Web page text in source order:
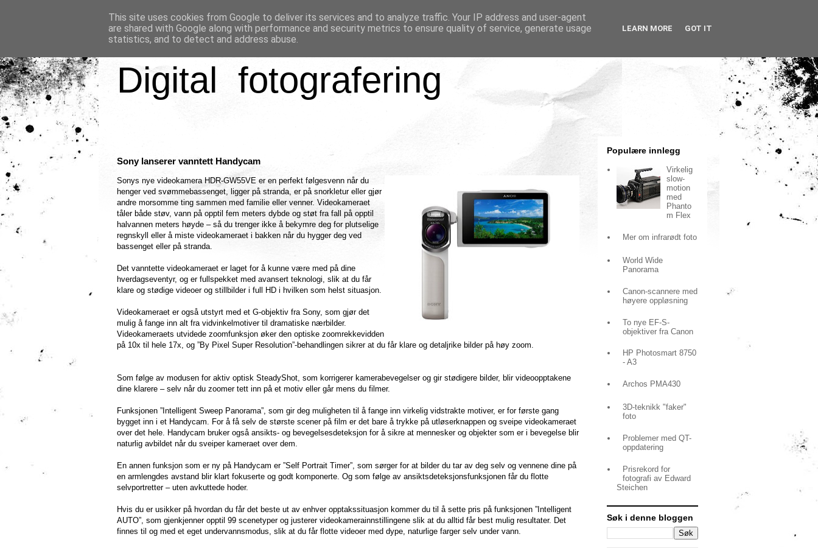
Digital fotografering
Sony lanserer vanntett Handycam
Sonys nye videokamera HDR-GW55VE er en perfekt følgesvenn når du
henger ved svømmebassenget, ligger på stranda, er på snorkletur eller gjør
andre morsomme ting sammen med familie eller venner. Videokameraet
tåler både støv, vann på opptil fem meters dybde og støt fra fall på opptil
halvannen meters høyde – så du trenger ikke å bekymre deg for plutselige
regnskyll eller å miste videokameraet i bakken når du hygger deg ved
bassenget eller på stranda.
Det vanntette videokameraet er laget for å kunne være med på dine
hverdagseventyr, og er fullspekket med avansert teknologi, slik at du får
klare og stødige videoer og stillbilder i full HD i hvilken som helst situasjon.
Videokameraet er også utstyrt med et G-objektiv fra Sony, som gjør det
mulig å fange inn alt fra vidvinkelmotiver til dramatiske nærbilder.
Videokameraets utvidede zoomfunksjon øker den optiske zoomrekkevidden
på 10x til hele 17x, og ”By Pixel Super Resolution”-behandlingen sikrer at du får klare og detaljrike bilder på høy zoom.
Som følge av modusen for aktiv optisk SteadyShot, som korrigerer kamerabevegelser og gir stødigere bilder, blir videoopptakene
dine klarere – selv når du zoomer tett inn på et motiv eller går mens du filmer.
Funksjonen ”Intelligent Sweep Panorama”, som gir deg muligheten til å fange inn virkelig vidstrakte motiver, er for første gang
bygget inn i et Handycam. For å få selv de største scener på film er det bare å trykke på utløserknappen og sveipe videokameraet
over det hele. Handycam bruker også ansikts- og bevegelsesdeteksjon for å sikre at mennesker og objekter som er i bevegelse blir
naturlig avbildet når du sveiper kameraet over dem.
En annen funksjon som er ny på Handycam er ”Self Portrait Timer”, som sørger for at bilder du tar av deg selv og vennene dine på
en armlengdes avstand blir klart fokuserte og godt komponerte. Og som følge av ansiktsdeteksjonsfunksjonen får du flotte
selvportretter – uten avkuttede hoder.
Hvis du er usikker på hvordan du får det beste ut av enhver opptakssituasjon kommer du til å sette pris på funksjonen ”Intelligent
AUTO”, som gjenkjenner opptil 99 scenetyper og justerer videokamerainnstillingene slik at du alltid får best mulig resultater. Det
finnes til og med et eget undervannsmodus, slik at du får flotte videoer med dype, naturlige farger selv under vann.
Populære innlegg
Virkelig
slow-
motion
med
Phanto
m Flex
Mer om infrarødt foto
World Wide
Panorama
Canon-scannere med
høyere oppløsning
To nye EF-S-
objektiver fra Canon
HP Photosmart 8750
- A3
Archos PMA430
3D-teknikk "faker"
foto
Problemer med QT-
oppdatering
Prisrekord for
fotografi av Edward
Steichen
Søk i denne bloggen
This site uses cookies from Google to deliver its services and to analyze traffic. Your IP address and user-agent
are shared with Google along with performance and security metrics to ensure quality of service, generate usage
statistics, and to detect and address abuse.
LEARN MORE GOT IT